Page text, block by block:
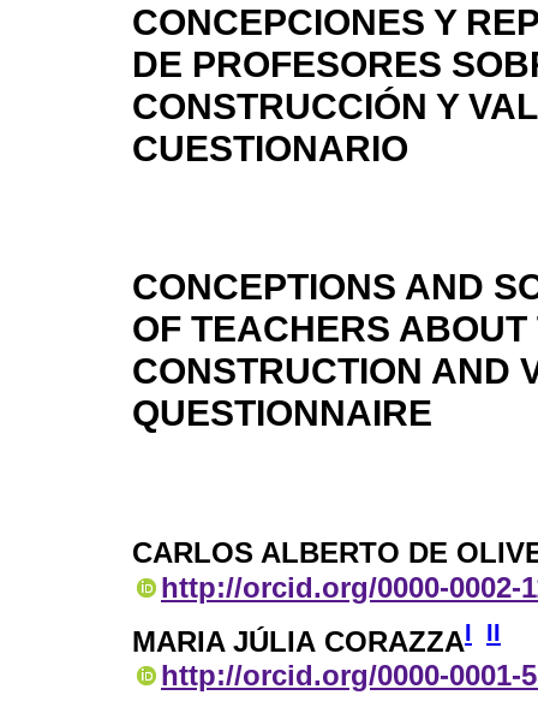
CONCEPCIONES Y
DE PROFESORES
CONSTRUCCIÓN Y
CUESTIONARIO
CONCEPTIONS AND
OF TEACHERS
CONSTRUCTION AND
QUESTIONNAIRE
CARLOS ALBERTO DE
http://orcid.org/0000-0002-
MARIA JÚLIA CORAZZAI II
http://orcid.org/0000-0001-